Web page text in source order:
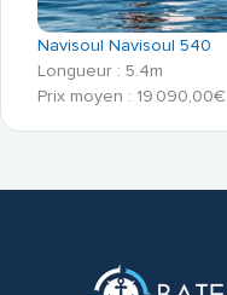
Navisoul Navisoul 540
Longueur : 5.4m
Prix moyen : 19 090,00€